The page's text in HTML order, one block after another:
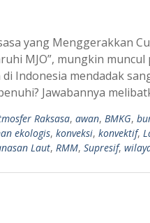
yang Menggerakkan
MJO”, mungkin
Indonesia mendadak
Jawabannya
Raksasa, awan, BMKG,
ekologis, konveksi, konvektif,
Laut, RMM, Supresif,